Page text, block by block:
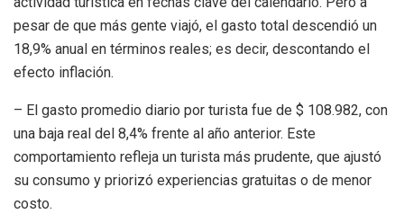
pesar de que más gente viajó, el gasto total descendió un
18,9% anual en términos reales; es decir, descontando el
efecto inflación.
– El gasto promedio diario por turista fue de $ 108.982, con
una baja real del 8,4% frente al año anterior. Este
comportamiento refleja un turista más prudente, que ajustó
su consumo y priorizó experiencias gratuitas o de menor
costo.